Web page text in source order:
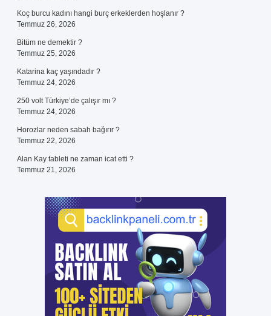
Koç burcu kadını hangi burç erkeklerden hoşlanır ?
Temmuz 26, 2026
Bitüm ne demektir ?
Temmuz 25, 2026
Katarina kaç yaşındadır ?
Temmuz 24, 2026
250 volt Türkiye’de çalışır mı ?
Temmuz 24, 2026
Horozlar neden sabah bağırır ?
Temmuz 22, 2026
Alan Kay tableti ne zaman icat etti ?
Temmuz 21, 2026